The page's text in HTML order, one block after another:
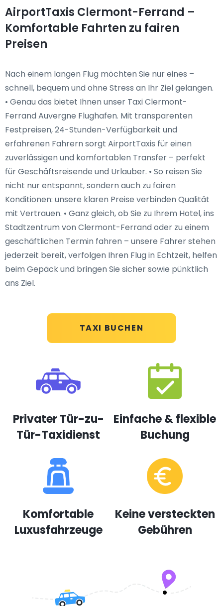
TAXI BUCHEN
AirportTaxis Clermont-Ferrand –
Komfortable Fahrten zu fairen
Preisen
Nach einem langen Flug möchten Sie nur eines –
schnell, bequem und ohne Stress an Ihr Ziel gelangen.
• Genau das bietet Ihnen unser Taxi Clermont-
Ferrand Auvergne Flughafen. Mit transparenten
Festpreisen, 24-Stunden-Verfügbarkeit und
erfahrenen Fahrern sorgt AirportTaxis für einen
zuverlässigen und komfortablen Transfer – perfekt
für Geschäftsreisende und Urlauber. • So reisen Sie
nicht nur entspannt, sondern auch zu fairen
Konditionen: unsere klaren Preise verbinden Qualität
mit Vertrauen. • Ganz gleich, ob Sie zu Ihrem Hotel, ins
Stadtzentrum von Clermont-Ferrand oder zu einem
geschäftlichen Termin fahren – unsere Fahrer stehen
jederzeit bereit, verfolgen Ihren Flug in Echtzeit, helfen
beim Gepäck und bringen Sie sicher sowie pünktlich
ans Ziel.
Privater Tür-zu-
Tür-Taxidienst
Einfache & flexible
Buchung
Komfortable
Luxusfahrzeuge
Keine versteckten
Gebühren